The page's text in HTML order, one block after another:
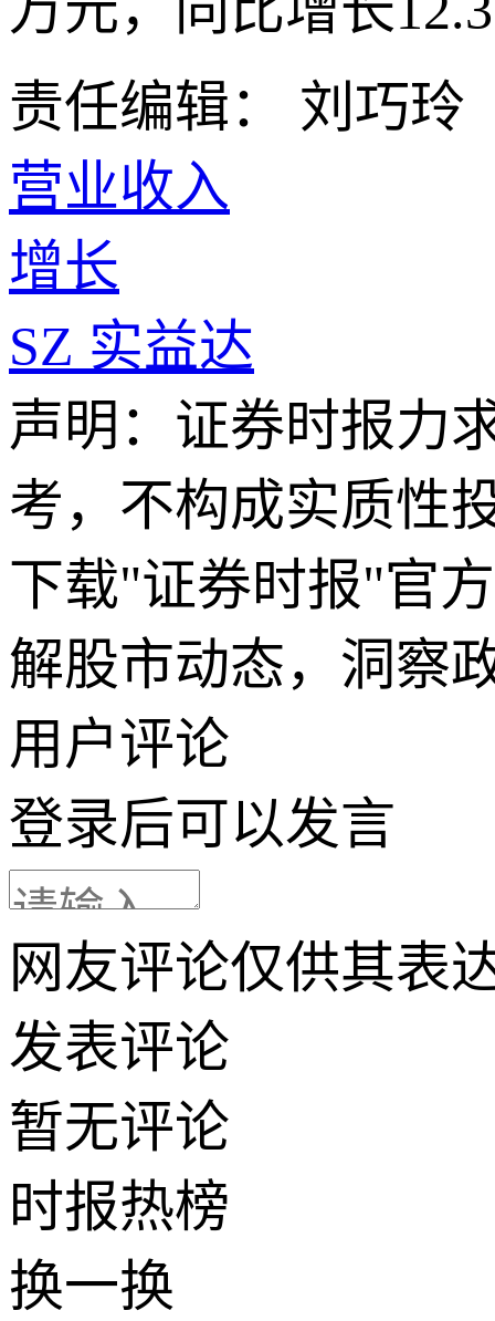
责任编辑： 刘巧玲
营业收入
增长
SZ 实益达
声明：证券时报力
考，不构成实质性
下载"证券时报"官
解股市动态，洞察
用户评论
登录后可以发言
网友评论仅供其表
发表评论
暂无评论
时报热榜
换一换